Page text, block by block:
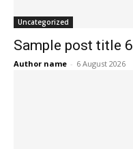
Uncategorized
Sample post title 6
Author name - 6 August 2026